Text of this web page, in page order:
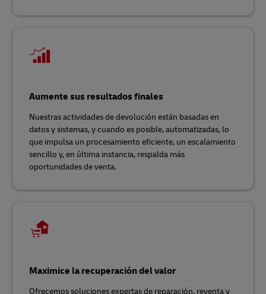
Aumente sus resultados finales
Nuestras actividades de devolución están basadas en
datos y sistemas, y cuando es posible, automatizadas, lo
que impulsa un procesamiento eficiente, un escalamiento
sencillo y, en última instancia, respalda más
oportunidades de venta.
Maximice la recuperación del valor
Ofrecemos soluciones expertas de reparación, reventa y